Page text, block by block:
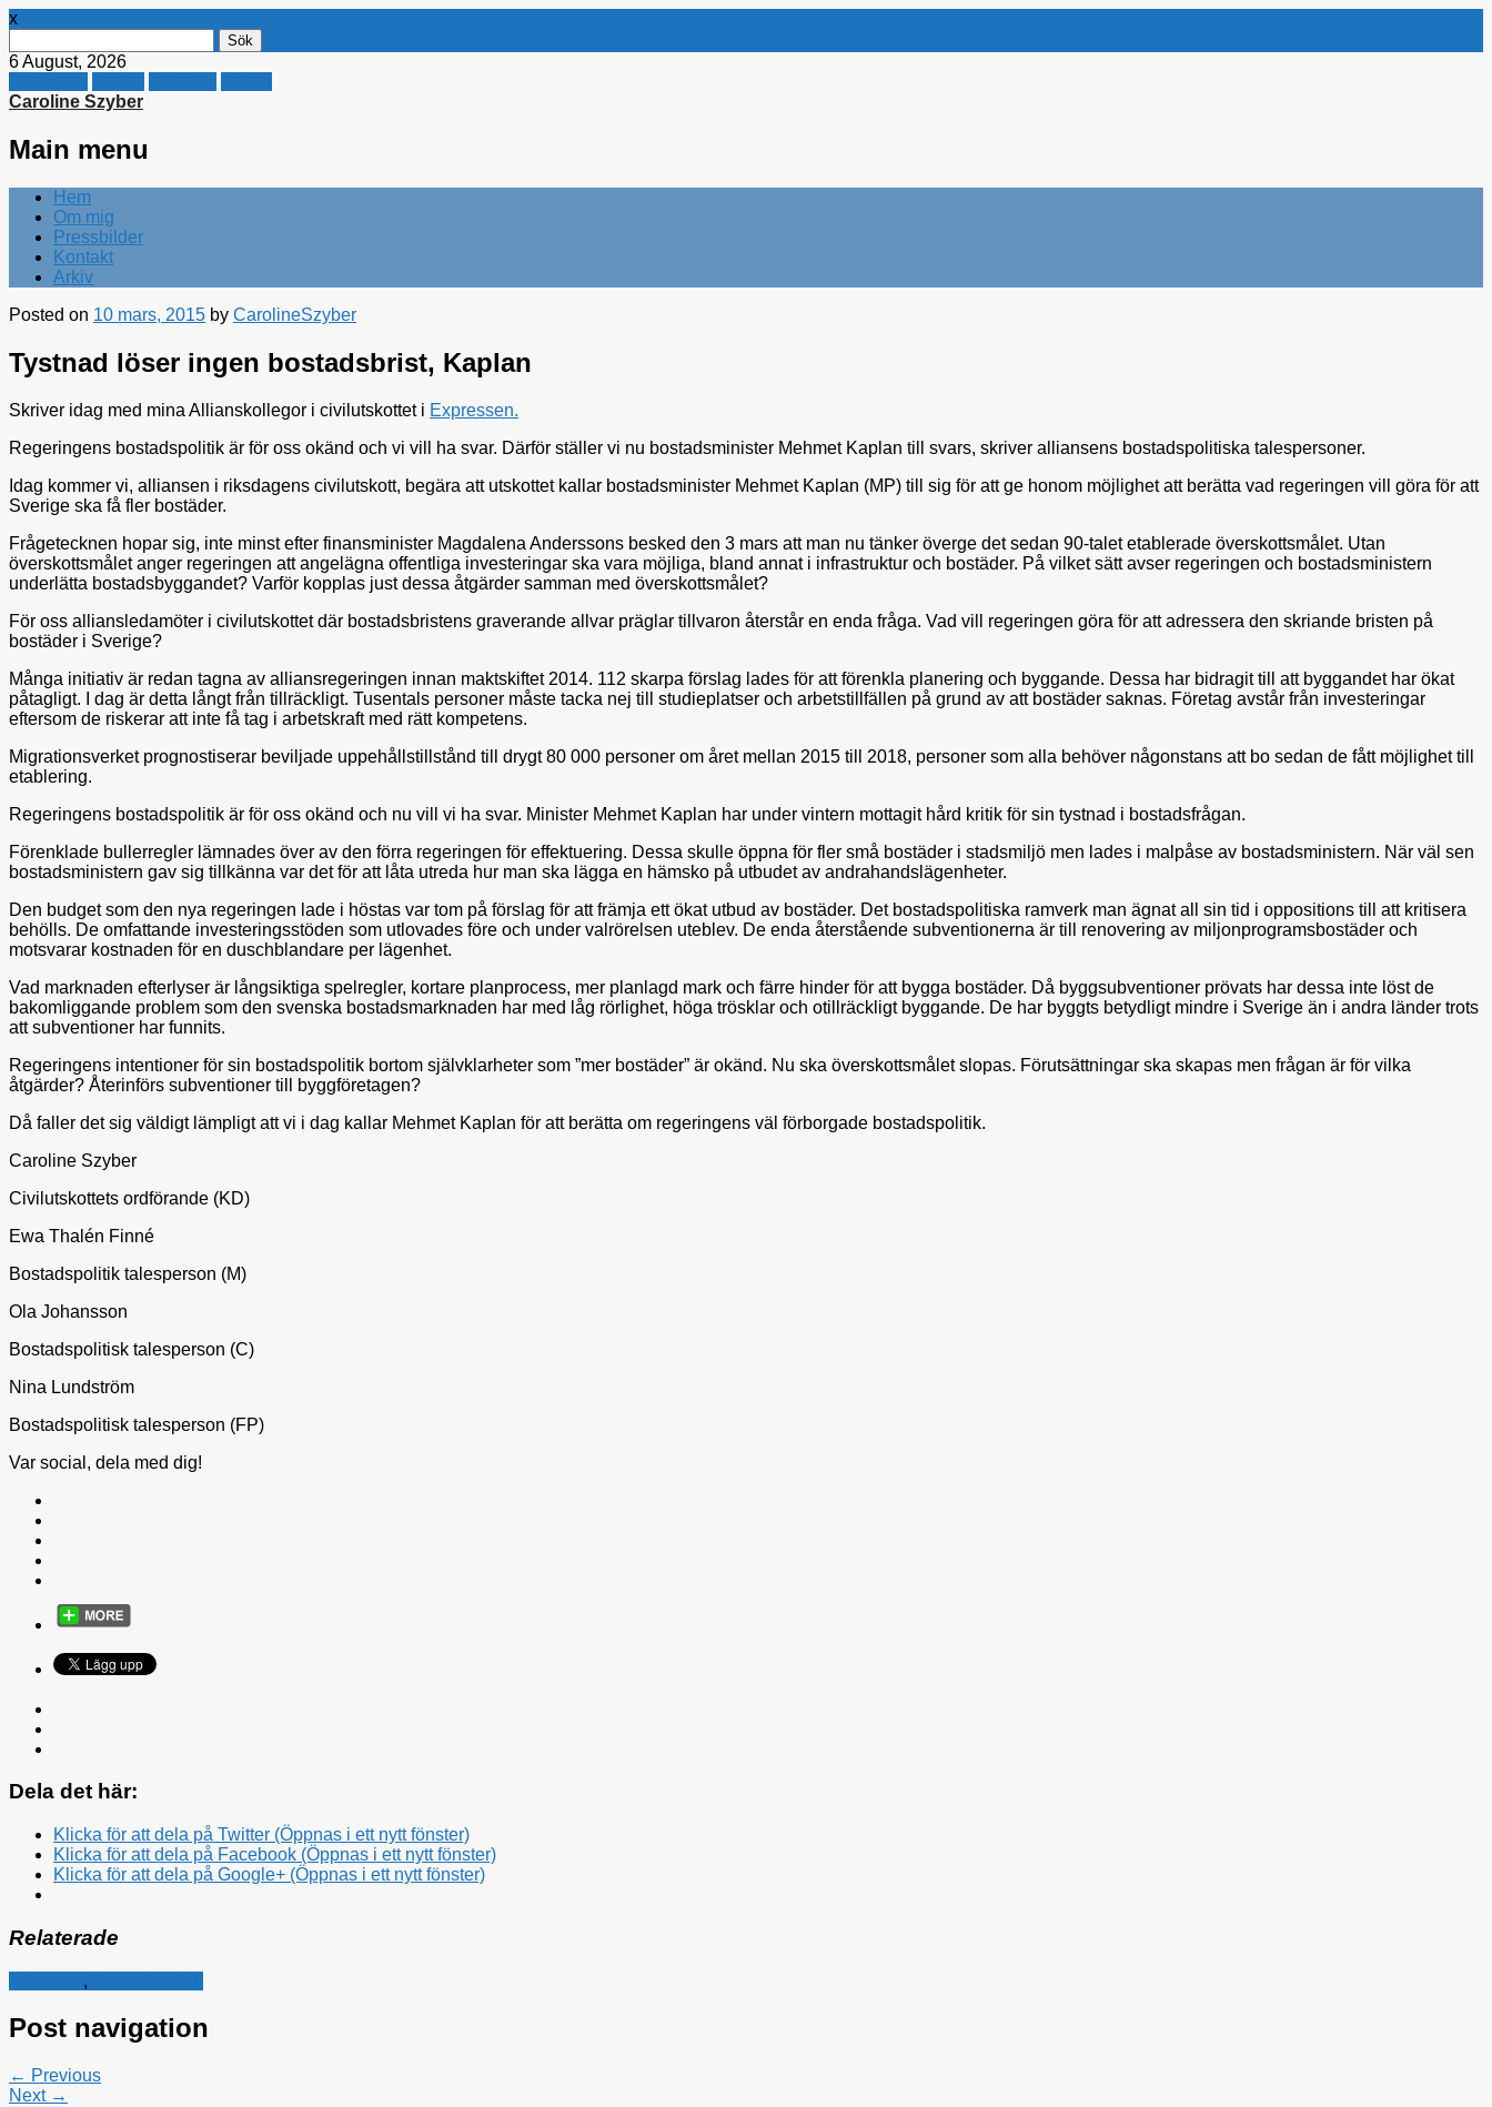
x
efter:
6 August, 2026
Caroline Szyber
Main menu
Skip
content
Hem
Om mig
Pressbilder
Kontakt
Arkiv
Posted on 10 mars, 2015 by CarolineSzyber
Tystnad löser ingen bostadsbrist, Kaplan
Skriver idag med mina Allianskollegor i civilutskottet i Expressen.
Regeringens bostadspolitik är för oss okänd och vi vill ha svar. Därför ställer vi nu bostadsminister Mehmet Kaplan till svars, skriver alliansens bostadspolitiska talespersoner.
Idag kommer vi, alliansen i riksdagens civilutskott, begära att utskottet kallar bostadsminister Mehmet Kaplan (MP) till sig för att ge honom möjlighet att berätta vad regeringen vill göra för att
Sverige ska få fler bostäder.
Frågetecknen hopar sig, inte minst efter finansminister Magdalena Anderssons besked den 3 mars att man nu tänker överge det sedan 90-talet etablerade överskottsmålet. Utan
överskottsmålet anger regeringen att angelägna offentliga investeringar ska vara möjliga, bland annat i infrastruktur och bostäder. På vilket sätt avser regeringen och bostadsministern
underlätta bostadsbyggandet? Varför kopplas just dessa åtgärder samman med överskottsmålet?
För oss alliansledamöter i civilutskottet där bostadsbristens graverande allvar präglar tillvaron återstår en enda fråga. Vad vill regeringen göra för att adressera den skriande bristen på
bostäder i Sverige?
Många initiativ är redan tagna av alliansregeringen innan maktskiftet 2014. 112 skarpa förslag lades för att förenkla planering och byggande. Dessa har bidragit till att byggandet har ökat
påtagligt. I dag är detta långt från tillräckligt. Tusentals personer måste tacka nej till studieplatser och arbetstillfällen på grund av att bostäder saknas. Företag avstår från investeringar
eftersom de riskerar att inte få tag i arbetskraft med rätt kompetens.
Migrationsverket prognostiserar beviljade uppehållstillstånd till drygt 80 000 personer om året mellan 2015 till 2018, personer som alla behöver någonstans att bo sedan de fått möjlighet till
etablering.
Regeringens bostadspolitik är för oss okänd och nu vill vi ha svar. Minister Mehmet Kaplan har under vintern mottagit hård kritik för sin tystnad i bostadsfrågan.
Förenklade bullerregler lämnades över av den förra regeringen för effektuering. Dessa skulle öppna för fler små bostäder i stadsmiljö men lades i malpåse av bostadsministern. När väl sen
bostadsministern gav sig tillkänna var det för att låta utreda hur man ska lägga en hämsko på utbudet av andrahandslägenheter.
Den budget som den nya regeringen lade i höstas var tom på förslag för att främja ett ökat utbud av bostäder. Det bostadspolitiska ramverk man ägnat all sin tid i oppositions till att kritisera
behölls. De omfattande investeringsstöden som utlovades före och under valrörelsen uteblev. De enda återstående subventionerna är till renovering av miljonprogramsbostäder och
motsvarar kostnaden för en duschblandare per lägenhet.
Vad marknaden efterlyser är långsiktiga spelregler, kortare planprocess, mer planlagd mark och färre hinder för att bygga bostäder. Då byggsubventioner prövats har dessa inte löst de
bakomliggande problem som den svenska bostadsmarknaden har med låg rörlighet, höga trösklar och otillräckligt byggande. De har byggts betydligt mindre i Sverige än i andra länder trots
att subventioner har funnits.
Regeringens intentioner för sin bostadspolitik bortom självklarheter som ”mer bostäder” är okänd. Nu ska överskottsmålet slopas. Förutsättningar ska skapas men frågan är för vilka
åtgärder? Återinförs subventioner till byggföretagen?
Då faller det sig väldigt lämpligt att vi i dag kallar Mehmet Kaplan för att berätta om regeringens väl förborgade bostadspolitik.
Caroline Szyber
Civilutskottets ordförande (KD)
Ewa Thalén Finné
Bostadspolitik talesperson (M)
Ola Johansson
Bostadspolitisk talesperson (C)
Nina Lundström
Bostadspolitisk talesperson (FP)
Var social, dela med dig!
Dela det här:
Klicka för att dela på Twitter (Öppnas i ett nytt fönster)
Klicka för att dela på Facebook (Öppnas i ett nytt fönster)
Klicka för att dela på Google+ (Öppnas i ett nytt fönster)
Relaterade
,
Post navigation
← Previous
Next →